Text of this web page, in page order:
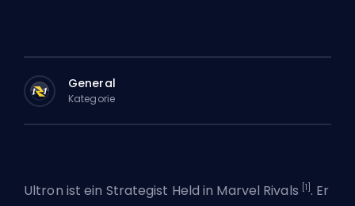
General
Kategorie
Ultron ist ein Strategist Held in Marvel Rivals [1] . Er